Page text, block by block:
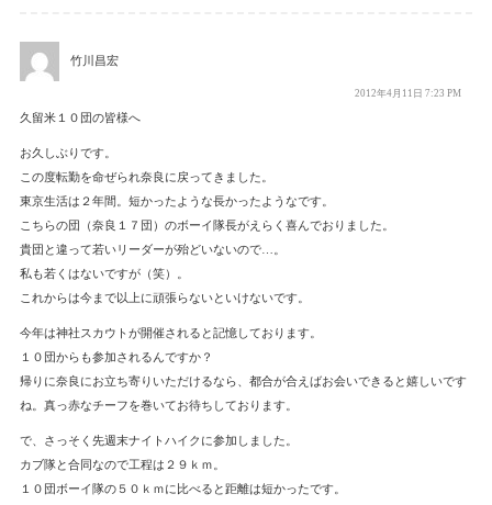
竹川昌宏
2012年4月11日 7:23 PM
久留米１０団の皆様へ
お久しぶりです。
この度転勤を命ぜられ奈良に戻ってきました。
東京生活は２年間。短かったような長かったようなです。
こちらの団（奈良１７団）のボーイ隊長がえらく喜んでおりました。
貴団と違って若いリーダーが殆どいないので…。
私も若くはないですが（笑）。
これからは今まで以上に頑張らないといけないです。
今年は神社スカウトが開催されると記憶しております。
１０団からも参加されるんですか？
帰りに奈良にお立ち寄りいただけるなら、都合が合えばお会いできると嬉しいです
ね。真っ赤なチーフを巻いてお待ちしております。
で、さっそく先週末ナイトハイクに参加しました。
カブ隊と合同なので工程は２９ｋｍ。
１０団ボーイ隊の５０ｋｍに比べると距離は短かったです。